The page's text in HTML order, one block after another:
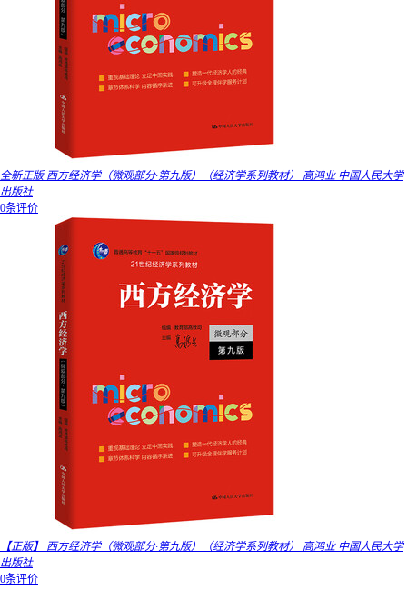
全新正版 西方经济学（微观部分·第九版）（经济学系列教材） 高鸿业 中国人民大学
出版社
0条评价
【正版】 西方经济学（微观部分·第九版）（经济学系列教材） 高鸿业 中国人民大学
出版社
0条评价